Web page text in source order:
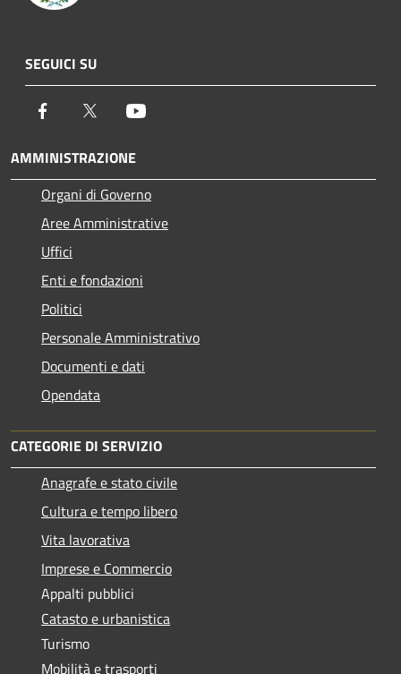
SEGUICI SU
Facebook Twitter
AMMINISTRAZIONE
Organi di Governo
Aree Amministrative
Uffici
Enti e fondazioni
Politici
Personale Amministrativo
Documenti e dati
Opendata
CATEGORIE DI SERVIZIO
Anagrafe e stato civile
Cultura e tempo libero
Vita lavorativa
Imprese e Commercio
Appalti pubblici
Catasto e urbanistica
Turismo
Mobilità e trasporti